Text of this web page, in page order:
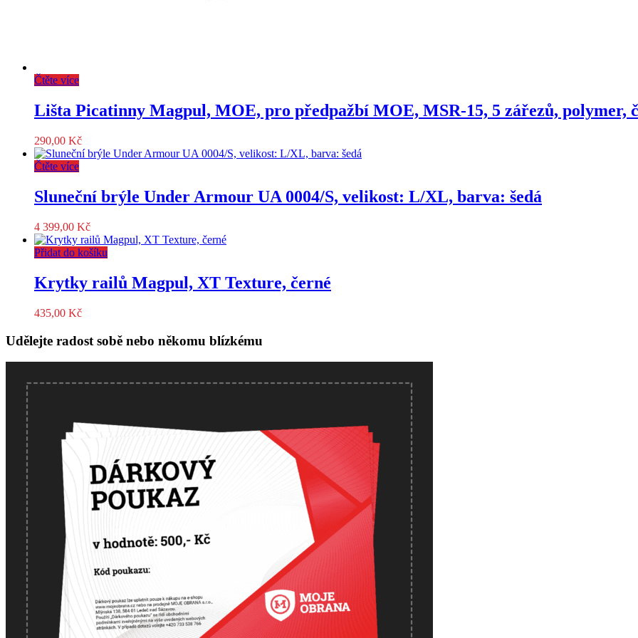
Čtěte více
Lišta Picatinny Magpul, MOE, pro předpažbí MOE, MSR-15, 5 zářezů, polymer,
290,00 Kč
Čtěte více
Sluneční brýle Under Armour UA 0004/S, velikost: L/XL, barva: šedá
4 399,00 Kč
Přidat do košíku
Krytky railů Magpul, XT Texture, černé
435,00 Kč
Udělejte radost sobě nebo někomu blízkému